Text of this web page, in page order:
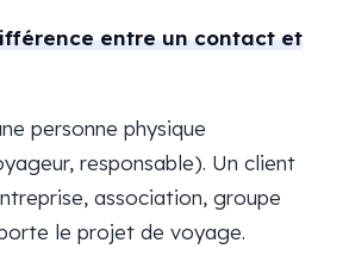
entre un contact et
personne physique
responsable). Un client
association, groupe
le projet de voyage.